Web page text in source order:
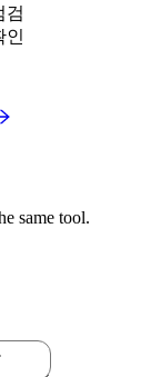
검
인
same tool.